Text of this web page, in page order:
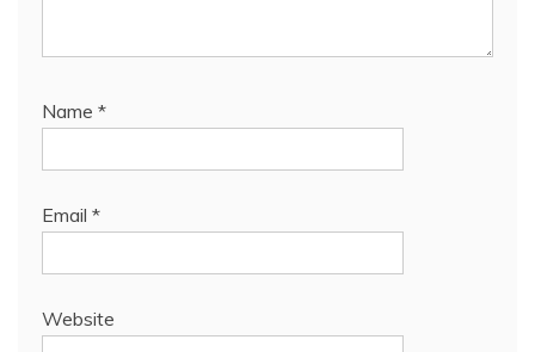
Name *
Email *
Website